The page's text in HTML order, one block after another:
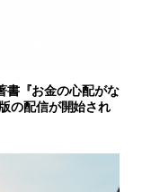
書『お金の心配がな
の配信が開始され